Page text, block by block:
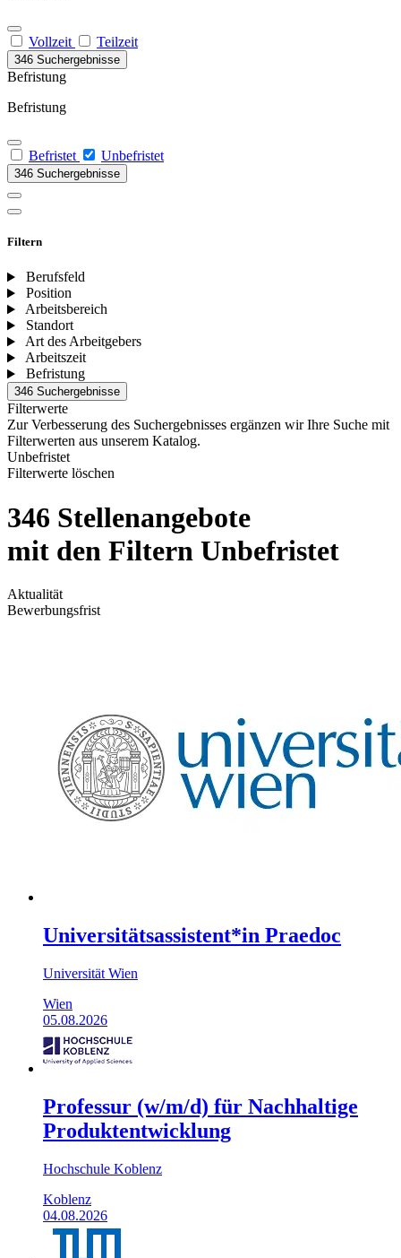
Vollzeit Teilzeit
346 Suchergebnisse
Befristung
Befristung
Befristet Unbefristet
346 Suchergebnisse
Filtern
Berufsfeld
Position
Arbeitsbereich
Standort
Art des Arbeitgebers
Arbeitszeit
Befristung
346 Suchergebnisse
Filterwerte
Zur Verbesserung des Suchergebnisses ergänzen wir Ihre Suche mit
Filterwerten aus unserem Katalog.
Unbefristet
Filterwerte löschen
346 Stellenangebote
mit den Filtern Unbefristet
Aktualität
Bewerbungsfrist
Universitätsassistent*in Praedoc
Universität Wien
Wien
05.08.2026
Professur (w/m/d) für Nachhaltige
Produktentwicklung
Hochschule Koblenz
Koblenz
04.08.2026